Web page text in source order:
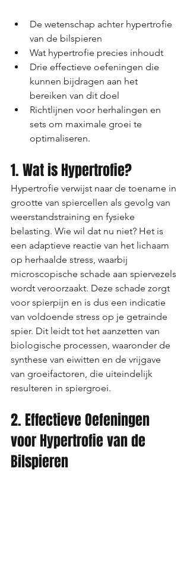
De wetenschap achter hypertrofie
van de bilspieren
Wat hypertrofie precies inhoudt
Drie effectieve oefeningen die
kunnen bijdragen aan het
bereiken van dit doel
Richtlijnen voor herhalingen en
sets om maximale groei te
optimaliseren.
1. Wat is Hypertrofie?
Hypertrofie verwijst naar de toename in
grootte van spiercellen als gevolg van
weerstandstraining en fysieke
belasting. Wie wil dat nu niet? Het is
een adaptieve reactie van het lichaam
op herhaalde stress, waarbij
microscopische schade aan spiervezels
wordt veroorzaakt. Deze schade zorgt
voor spierpijn en is dus een indicatie
van voldoende stress op je getrainde
spier. Dit leidt tot het aanzetten van
biologische processen, waaronder de
synthese van eiwitten en de vrijgave
van groeifactoren, die uiteindelijk
resulteren in spiergroei.
2. Effectieve Oefeningen
voor Hypertrofie van de
Bilspieren